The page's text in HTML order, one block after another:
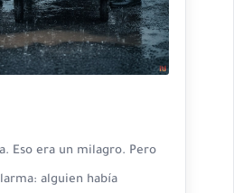
Eso era un milagro. Pero
alguien había